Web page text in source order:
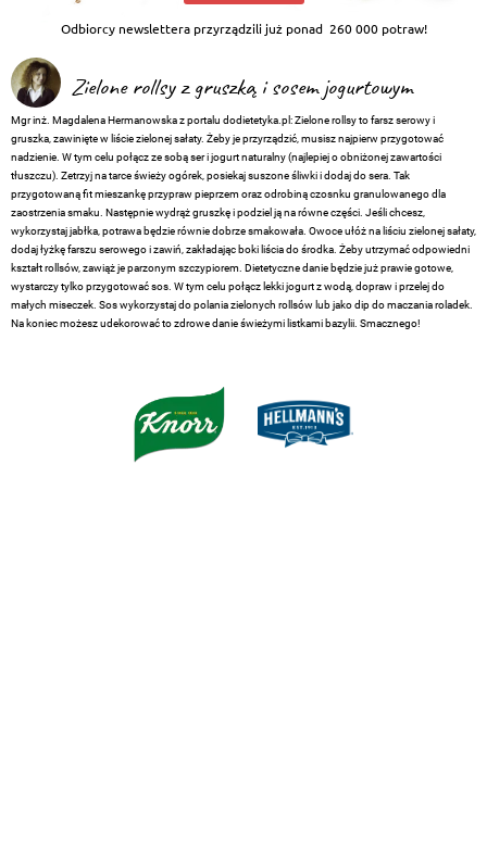
Odbiorcy newslettera przyrządzili już ponad 260 000 potraw!
Zielone rollsy z gruszką i sosem jogurtowym
Mgr inż. Magdalena Hermanowska z portalu dodietetyka.pl: Zielone rollsy to farsz serowy i
gruszka, zawinięte w liście zielonej sałaty. Żeby je przyrządzić, musisz najpierw przygotować
nadzienie. W tym celu połącz ze sobą ser i jogurt naturalny (najlepiej o obniżonej zawartości
tłuszczu). Zetrzyj na tarce świeży ogórek, posiekaj suszone śliwki i dodaj do sera. Tak
przygotowaną fit mieszankę przypraw pieprzem oraz odrobiną czosnku granulowanego dla
zaostrzenia smaku. Następnie wydrąż gruszkę i podziel ją na równe części. Jeśli chcesz,
wykorzystaj jabłka, potrawa będzie równie dobrze smakowała. Owoce ułóż na liściu zielonej sałaty,
dodaj łyżkę farszu serowego i zawiń, zakładając boki liścia do środka. Żeby utrzymać odpowiedni
kształt rollsów, zawiąż je parzonym szczypiorem. Dietetyczne danie będzie już prawie gotowe,
wystarczy tylko przygotować sos. W tym celu połącz lekki jogurt z wodą, dopraw i przelej do
małych miseczek. Sos wykorzystaj do polania zielonych rollsów lub jako dip do maczania roladek.
Na koniec możesz udekorować to zdrowe danie świeżymi listkami bazylii. Smacznego!